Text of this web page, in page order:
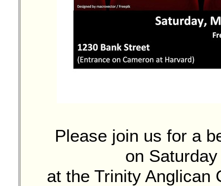
Please join us for a
on
at the Trinity Anglican